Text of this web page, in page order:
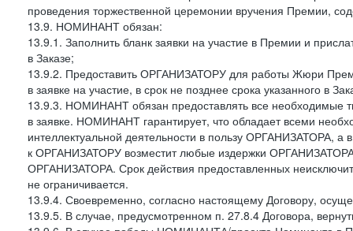
проведения торжественной церемонии вручения Премии,
13.9. НОМИНАНТ обязан:
13.9.1. Заполнить бланк заявки на участие в Премии и
в Заказе;
13.9.2. Предоставить ОРГАНИЗАТОРУ для работы Жюри
в заявке на участие, в срок не позднее срока указанного в
13.9.3. НОМИНАНТ обязан предоставлять все необходимые
в заявке. НОМИНАНТ гарантирует, что обладает всеми
интеллектуальной деятельности в пользу ОРГАНИЗАТОРА, а
к ОРГАНИЗАТОРУ возместит любые издержки
ОРГАНИЗАТОРА. Срок действия предоставленных
не ограничивается.
13.9.4. Своевременно, согласно настоящему Договору,
13.9.5. В случае, предусмотренном п. 27.8.4 Договора,